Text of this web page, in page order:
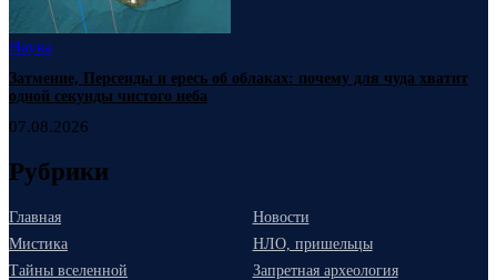
Наука
Затмение, Персеиды и ересь об облаках: почему для чуда хватит
одной секунды чистого неба
07.08.2026
Рубрики
Главная
Новости
Мистика
НЛО, пришельцы
Тайны вселенной
Запретная археология